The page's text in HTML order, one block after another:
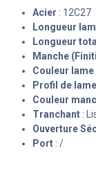
Acier : 12C27
Longueur
Longueur
Manche
Couleur lame
Profil de lame
Couleur
Tranchant :
Ouverture
Port : /